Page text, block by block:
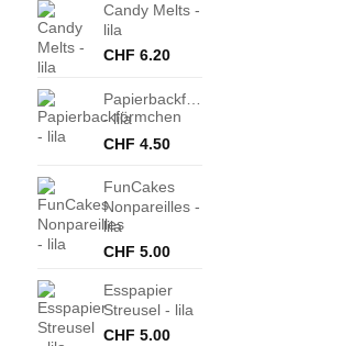
Candy Melts -
lila
CHF 6.20
Papierbackförmchen
- lila
CHF 4.50
FunCakes
Nonpareilles -
lila
CHF 5.00
Esspapier
Streusel - lila
CHF 5.00